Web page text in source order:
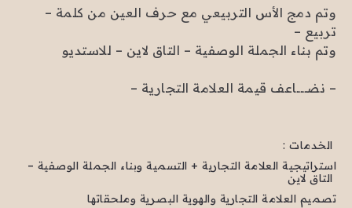
وتم دمج الأس التربيعي مع حرف العين من كلمة –
تربيع –
وتم بناء الجملة الوصفية – التاق لاين – للاستديو
– نضـــــاعف قيمة العلامة التجارية –
استراتيجية العلامة التجارية + التسمية وبناء الجملة الوصفية –
تصميم العلامة التجارية والهوية البصرية وملحقاتها